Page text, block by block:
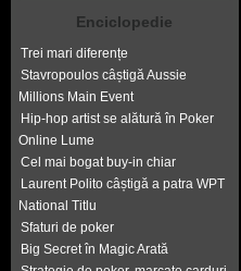
Enciclopedie
Trei mari diferențe
Stavropoulos câștigă Aussie
Millions Main Event
Hip-hop artist se alătură în Poker
Online Lume
Cel mai bogat buy-in chiar
Laurent Polito câștigă a patra WPT
National Titlu
Sfaturi de poker
Big Secret în Magic Arată